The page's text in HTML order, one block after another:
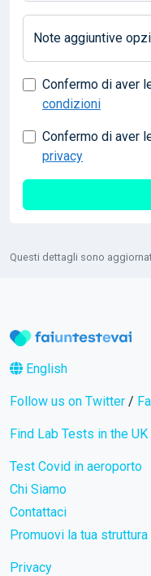
Note aggiuntive
Confermo di aver
condizioni
Confermo di aver
privacy
Questi dettagli sono
English
Follow us on Twitter /
Find Lab Tests in the UK
Test Covid in aeroporto
Chi Siamo
Contattaci
Promuovi la tua struttura
Privacy